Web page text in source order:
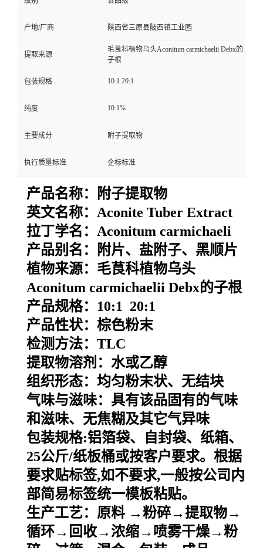
产地/厂商 陕西省三原县陂西镇工业园
提取来源
毛茛科植物乌头Aconitum carmichaelii Debx的
子根
包装规格 10:1 20:1
纯度 10:1%
主要成分 附子提取物
执行质量标准 企标标准
产品名称：附子提取物
英文名称： Aconite Tuber Extract
拉丁学名： Aconitum carmichaeli
产品别名：
附片、盐附子、黑顺片
植物来源： 毛茛科植物乌头
Aconitum carmichaelii Debx的子根
产品规格：10:1 20:1
产品性状：棕色粉末
检测方法：TLC
提取物溶剂：水或乙醇
组织形态：均匀粉末状、无结块
气味与滋味：具有该品固有的气味
和滋味、无焦糊及其它气异味
包装规格:铝箔袋、自封袋、纸箱、
25公斤/纸板桶或按客户要求。根据
要求贴标签,如不要求,一般按公司内
部简易标签统一模板粘贴。
生产工艺：原料 →粉碎→提取物→
循环→回收→浓缩→喷雾干燥→粉